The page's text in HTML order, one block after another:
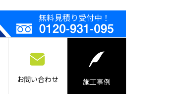
無料見積り受付中！
お問い合わせ 施工事例